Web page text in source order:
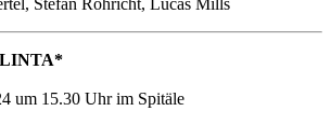
Stefan Röhricht, Lucas Mills
um 15.30 Uhr im Spitäle